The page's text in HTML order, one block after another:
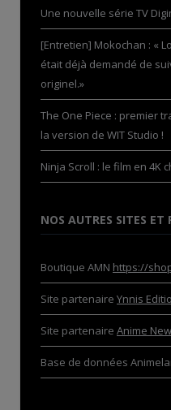
Une nouvelle série TV
[Entretien] Mokochan : «
était déjà demandé de
originel.»
The One Piece : premier
la version de WIT Studio !
Ninja Scroll : le film en 4K
NOS AUTRES SITES ET
Boutique AMN https://
Site partenaire Ynnis
Site partenaire Anime
Base de données